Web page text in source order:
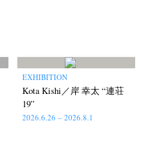
EXHIBITION
Kota Kishi／岸 幸太 “連荘
19”
2026.6.26 – 2026.8.1